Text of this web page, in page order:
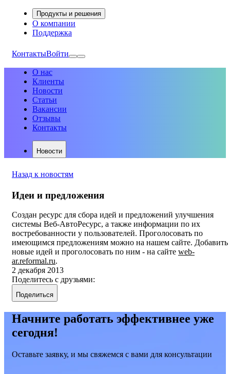
Продукты и решения
О компании
Поддержка
КонтактыВойти
О нас
Клиенты
Новости
Статьи
Вакансии
Отзывы
Контакты
Новости
Назад к новостям
Идеи и предложения
Создан ресурс для сбора идей и предложений улучшения
системы Веб-АвтоРесурс, а также информации по их
востребованности у пользователей. Проголосовать по
имеющимся предложениям можно на нашем сайте. Добавить
новые идей и проголосовать по ним - на сайте web-
ar.reformal.ru.
2 декабря 2013
Поделитесь с друзьями:
Поделиться
Начните работать эффективнее уже
сегодня!
Оставьте заявку, и мы свяжемся с вами для консультации